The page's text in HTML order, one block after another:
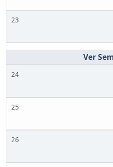
23
24
25
26